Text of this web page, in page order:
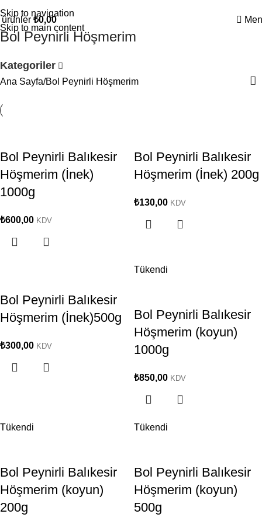
Skip to navigation
Skip to main content
ürünler ₺0,00
Bol Peynirli Höşmerim
Kategoriler
Ana Sayfa Bol Peynirli Höşmerim
Bol Peynirli Balıkesir
Höşmerim (İnek)
1000g
₺600,00 KDV
Bol Peynirli Balıkesir
Höşmerim (İnek) 200g
₺130,00 KDV
Bol Peynirli Balıkesir
Höşmerim (İnek)500g
₺300,00 KDV
Tükendi
Bol Peynirli Balıkesir
Höşmerim (koyun)
1000g
₺850,00 KDV
Tükendi
Bol Peynirli Balıkesir
Höşmerim (koyun)
200g
Tükendi
Bol Peynirli Balıkesir
Höşmerim (koyun)
500g